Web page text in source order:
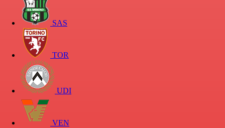
SAS
TOR
UDI
VEN